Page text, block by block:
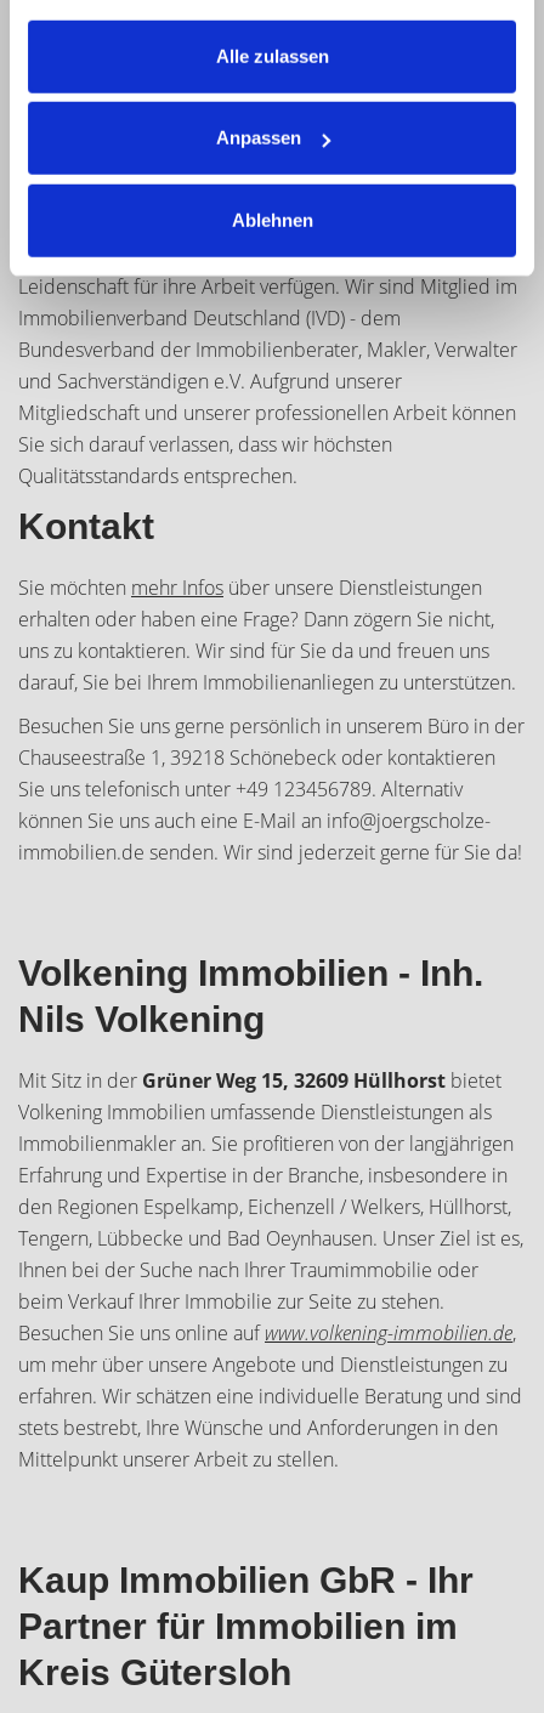
Alle zulassen
Anpassen
Ablehnen
Geschäftsimmobilien in Magdeburg, Schönebeck und
Umgebung. Mit unserer langjährigen Erfahrung und
Lösungen für unsere Kunden zu finden.
Unser Team
Unser Team besteht aus erfahrenen Immobilienmaklern,
die über umfangreiches Fachwissen und eine große
Leidenschaft für ihre Arbeit verfügen. Wir sind Mitglied im
Immobilienverband Deutschland (IVD) - dem
Bundesverband der Immobilienberater, Makler, Verwalter
und Sachverständigen e.V. Aufgrund unserer
Mitgliedschaft und unserer professionellen Arbeit können
Sie sich darauf verlassen, dass wir höchsten
Qualitätsstandards entsprechen.
Kontakt
Sie möchten mehr Infos über unsere Dienstleistungen
erhalten oder haben eine Frage? Dann zögern Sie nicht,
uns zu kontaktieren. Wir sind für Sie da und freuen uns
darauf, Sie bei Ihrem Immobilienanliegen zu unterstützen.
Besuchen Sie uns gerne persönlich in unserem Büro in der
Chauseestraße 1, 39218 Schönebeck oder kontaktieren
Sie uns telefonisch unter +49 123456789. Alternativ
können Sie uns auch eine E-Mail an info@joergscholze-
immobilien.de senden. Wir sind jederzeit gerne für Sie da!
Volkening Immobilien - Inh.
Nils Volkening
Mit Sitz in der Grüner Weg 15, 32609 Hüllhorst bietet
Volkening Immobilien umfassende Dienstleistungen als
Immobilienmakler an. Sie profitieren von der langjährigen
Erfahrung und Expertise in der Branche, insbesondere in
den Regionen Espelkamp, Eichenzell / Welkers, Hüllhorst,
Tengern, Lübbecke und Bad Oeynhausen. Unser Ziel ist es,
Ihnen bei der Suche nach Ihrer Traumimmobilie oder
beim Verkauf Ihrer Immobilie zur Seite zu stehen.
Besuchen Sie uns online aufwww.volkening-immobilien.de,
um mehr über unsere Angebote und Dienstleistungen zu
erfahren. Wir schätzen eine individuelle Beratung und sind
stets bestrebt, Ihre Wünsche und Anforderungen in den
Mittelpunkt unserer Arbeit zu stellen.
Kaup Immobilien GbR - Ihr
Partner für Immobilien im
Kreis Gütersloh